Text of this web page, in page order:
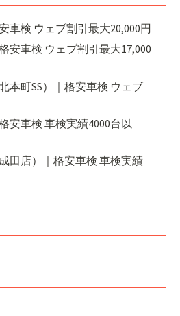
車検 ウェブ割引最大20,000円
安車検 ウェブ割引最大17,000
本町SS）｜格安車検 ウェブ
安車検 車検実績4000台以
田店）｜格安車検 車検実績